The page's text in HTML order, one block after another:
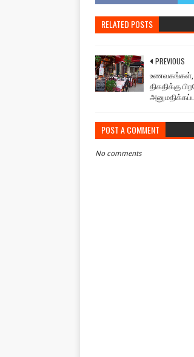
RELATED POSTS
PREVIOUS
உணவகங்கள்,
திகதிக்கு
POST A COMMENT
No comments